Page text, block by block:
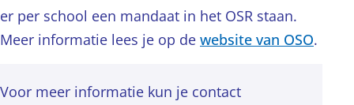
er per school een mandaat in het OSR staan.
Meer informatie lees je op de website van OSO.
Voor meer informatie kun je contact